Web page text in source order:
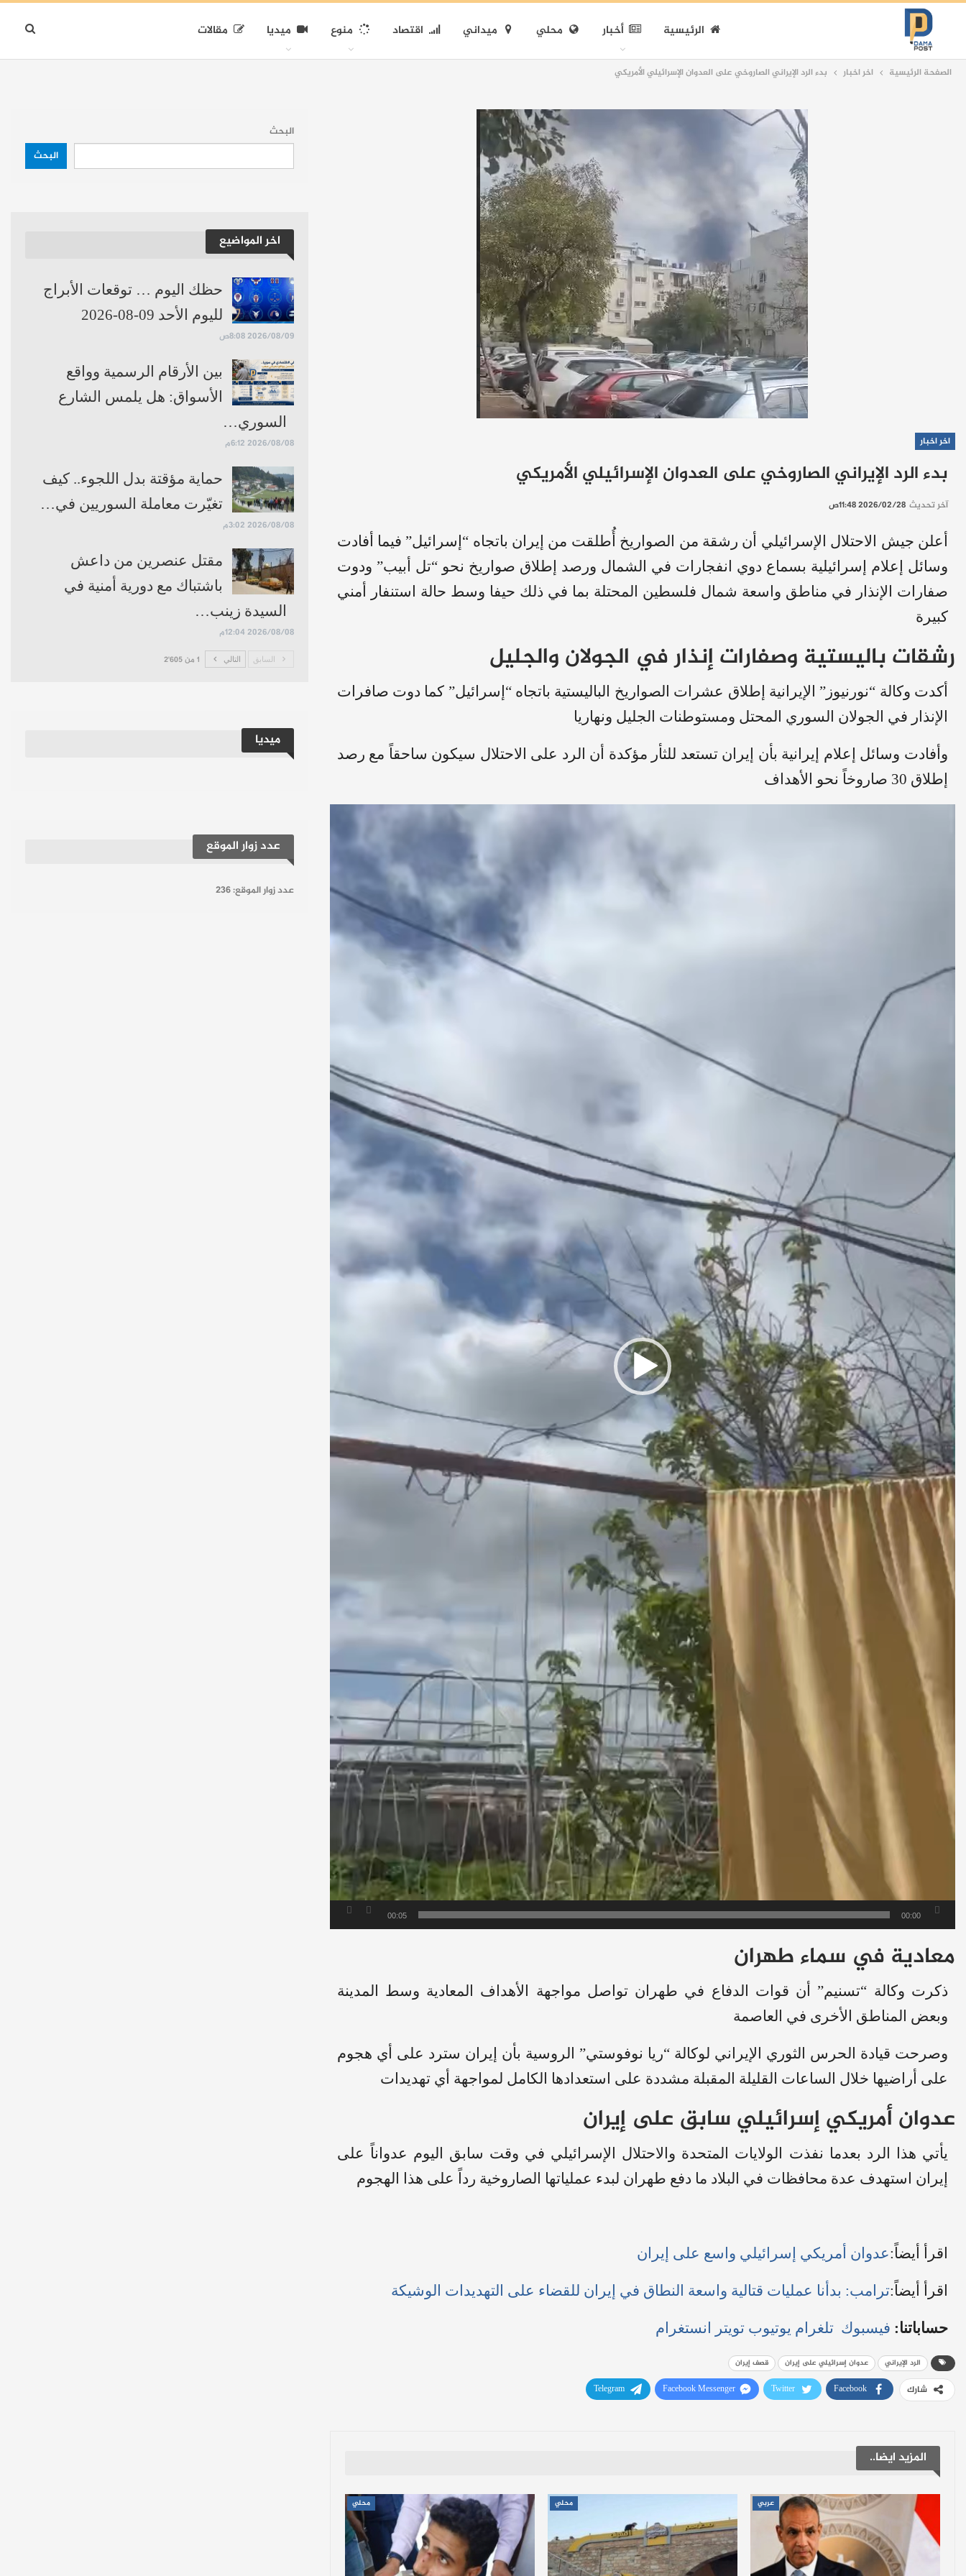
الرئيسية أخبار محلي ميداني اقتصاد منوع ميديا مقالات
الصفحة الرئيسية اخر اخبار بدء الرد الإيراني الصاروخي على العدوان الإسرائيلي الأمريكي
اخر اخبار
بدء الرد الإيراني الصاروخي على العدوان الإسرائيلي الأمريكي
آخر تحديث 2026/02/28 11:48ص
أعلن جيش الاحتلال الإسرائيلي أن رشقة من الصواريخ أُطلقت من إيران باتجاه “إسرائيل” فيما أفادت
وسائل إعلام إسرائيلية بسماع دوي انفجارات في الشمال ورصد إطلاق صواريخ نحو “تل أبيب” ودوت
صفارات الإنذار في مناطق واسعة شمال فلسطين المحتلة بما في ذلك حيفا وسط حالة استنفار أمني
كبيرة
رشقات باليستية وصفارات إنذار في الجولان والجليل
أكدت وكالة “نورنيوز” الإيرانية إطلاق عشرات الصواريخ الباليستية باتجاه “إسرائيل” كما دوت صافرات
الإنذار في الجولان السوري المحتل ومستوطنات الجليل ونهاريا
وأفادت وسائل إعلام إيرانية بأن إيران تستعد للثأر مؤكدة أن الرد على الاحتلال سيكون ساحقاً مع رصد
إطلاق 30 صاروخاً نحو الأهداف
00:00
00:05
معادية في سماء طهران
ذكرت وكالة “تسنيم” أن قوات الدفاع في طهران تواصل مواجهة الأهداف المعادية وسط المدينة
وبعض المناطق الأخرى في العاصمة
وصرحت قيادة الحرس الثوري الإيراني لوكالة “ريا نوفوستي” الروسية بأن إيران سترد على أي هجوم
على أراضيها خلال الساعات القليلة المقبلة مشددة على استعدادها الكامل لمواجهة أي تهديدات
عدوان أمريكي إسرائيلي سابق على إيران
يأتي هذا الرد بعدما نفذت الولايات المتحدة والاحتلال الإسرائيلي في وقت سابق اليوم عدواناً على
إيران استهدف عدة محافظات في البلاد ما دفع طهران لبدء عملياتها الصاروخية رداً على هذا الهجوم
اقرأ أيضاً:عدوان أمريكي إسرائيلي واسع على إيران
اقرأ أيضاً:ترامب: بدأنا عمليات قتالية واسعة النطاق في إيران للقضاء على التهديدات الوشيكة
حساباتنا: فيسبوك تلغرام يوتيوب تويتر انستغرام
الرد الإيراني عدوان إسرائيلي على إيران قصف إيران
شارك Facebook
Twitter
Facebook Messenger
Telegram
المزيد ايضا..
عربي محلي محلي
البحث
البحث
اخر المواضيع
حظك اليوم … توقعات الأبراج
لليوم الأحد 09-08-2026
2026/08/09 8:08ص
بين الأرقام الرسمية وواقع
الأسواق: هل يلمس الشارع
السوري…
2026/08/08 6:12م
حماية مؤقتة بدل اللجوء.. كيف
تغيّرت معاملة السوريين في…
2026/08/08 3:02م
مقتل عنصرين من داعش
باشتباك مع دورية أمنية في
السيدة زينب…
2026/08/08 12:04م
السابق التالي 1 من 2٬605
ميديا
عدد زوار الموقع
عدد زوار الموقع:236